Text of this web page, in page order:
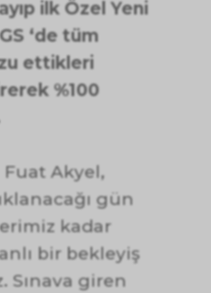
ilk Özel Yeni
‘de tüm
ettikleri
%100
Akyel,
gün
kadar
bir bekleyiş
Sınava giren